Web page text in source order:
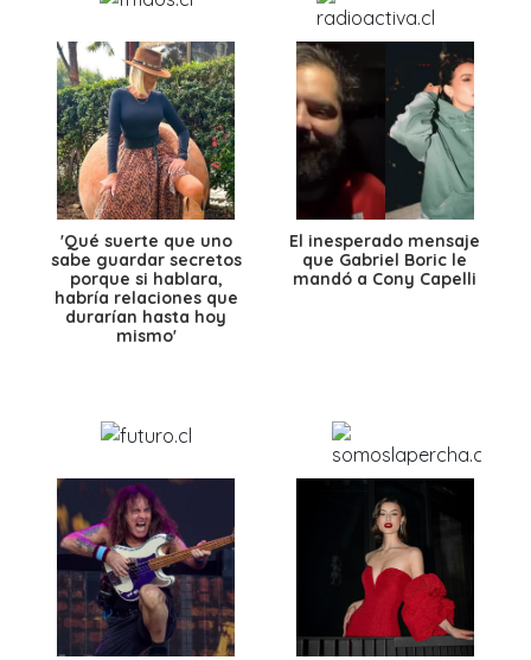
'Qué suerte que uno
sabe guardar secretos
porque si hablara,
habría relaciones que
durarían hasta hoy
mismo'
El inesperado mensaje
que Gabriel Boric le
mandó a Cony Capelli